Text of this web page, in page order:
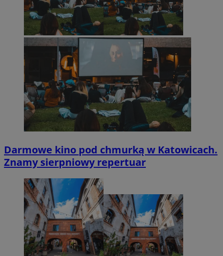
Darmowe kino pod chmurką w Katowicach.
Znamy sierpniowy repertuar